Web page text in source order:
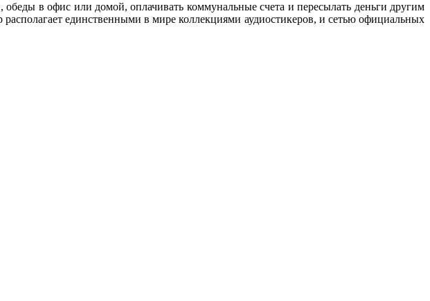
в офис или домой, оплачивать коммунальные счета и пересылать деньги другим
единственными в мире коллекциями аудиостикеров, и сетью официальных